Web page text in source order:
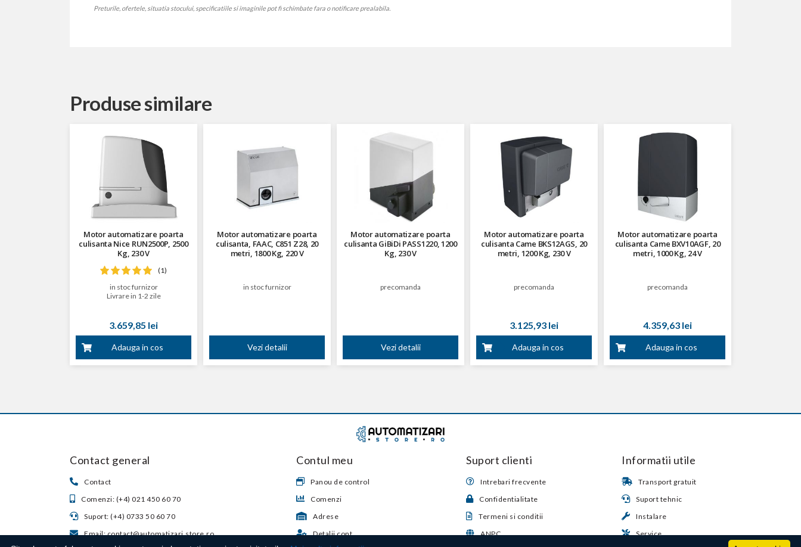
Preturile, ofertele, situatia stocului, specificatiile si imaginile pot fi schimbate fara o notificare prealabila.
Produse similare
Motor automatizare poarta
culisanta Nice RUN2500P, 2500
Kg, 230 V
(1)
in stoc furnizor
Livrare in 1-2 zile
3.659,85 lei
Adauga in cos
Motor automatizare poarta
culisanta, FAAC, C851 Z28, 20
metri, 1800 Kg, 220 V
in stoc furnizor
Vezi detalii
Motor automatizare poarta
culisanta GiBiDi PASS1220, 1200
Kg, 230 V
precomanda
Vezi detalii
Motor automatizare poarta
culisanta Came BKS12AGS, 20
metri, 1200 Kg, 230 V
precomanda
3.125,93 lei
Adauga in cos
Motor automatizare poarta
culisanta Came BXV10AGF, 20
metri, 1000 Kg, 24 V
precomanda
4.359,63 lei
Adauga in cos
Contact general
Contact
Comenzi: (+4) 021 450 60 70
Suport: (+4) 0733 50 60 70
Email: contact@automatizari.store.ro
Contul meu
Panou de control
Comenzi
Adrese
Detalii cont
Suport clienti
Intrebari frecvente
Confidentialitate
Termeni si conditii
ANPC
Informatii utile
Transport gratuit
Suport tehnic
Instalare
Service